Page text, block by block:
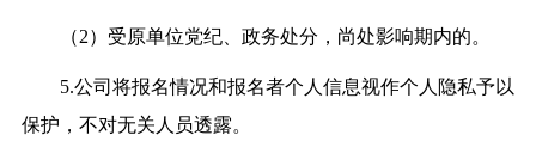
（2）受原单位党纪、政务处分，尚处影响期内的。
5.公司将报名情况和报名者个人信息视作个人隐私予以
保护，不对无关人员透露。